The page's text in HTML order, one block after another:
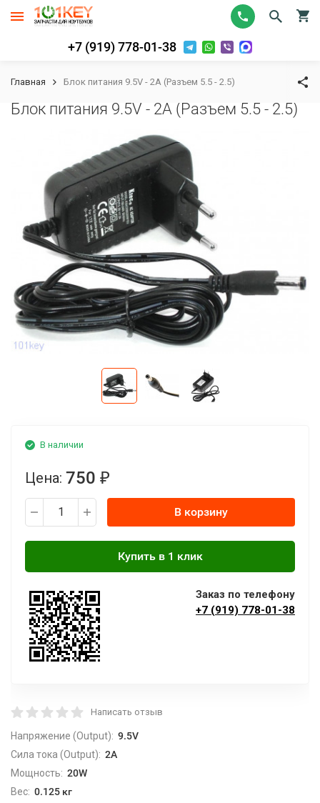
+7 (919) 778-01-38
Главная Блок питания 9.5V - 2A (Разъем 5.5 - 2.5)
Блок питания 9.5V - 2A (Разъем 5.5 - 2.5)
В избранное
В наличии
Цена: 750 ₽
В корзину
Заказ по телефону
+7 (919) 778-01-38
Написать отзыв
Напряжение (Output): 9.5V
Сила тока (Output): 2A
Мощность: 20W
Вес: 0.125 кг